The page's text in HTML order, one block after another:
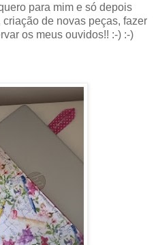
para mim e só depois
de novas peças, fazer
os meus ouvidos!! :-) :-)